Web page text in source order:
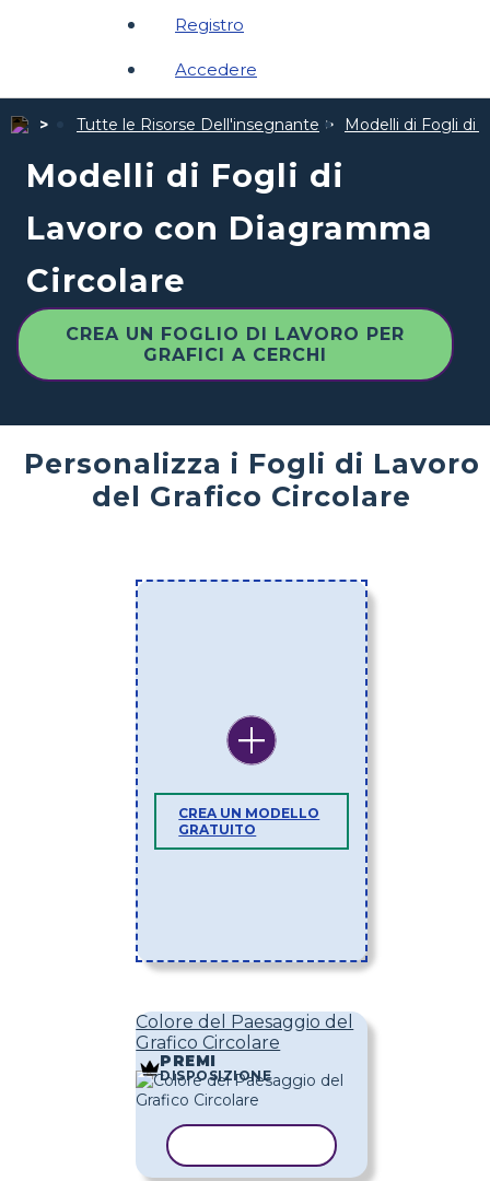
Registro
Accedere
Tutte le Risorse Dell'insegnante Modelli di Fogli di
Modelli di Fogli di
Lavoro con Diagramma
Circolare
CREA UN FOGLIO DI LAVORO PER
GRAFICI A CERCHI
Personalizza i Fogli di Lavoro
del Grafico Circolare
CREA UN MODELLO
GRATUITO
Colore del Paesaggio del
Grafico Circolare
PREMI
DISPOSIZIONE